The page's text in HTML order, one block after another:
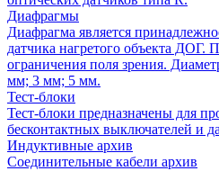
Диафрагмы
Диафрагма является
датчика нагретого объекта ДОГ.
ограничения поля зрения.
мм; 3 мм; 5 мм.
Тест-блоки
Тест-блоки предназначены для
бесконтактных выключателей и
Индуктивные архив
Соединительные кабели архив